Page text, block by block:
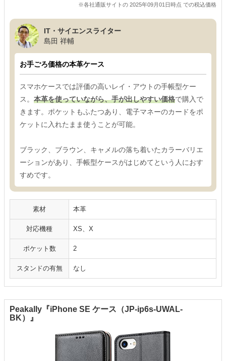
※各社通販サイトの 2025年09月01日時点 での税込価格
IT・サイエンスライター
島田 祥輔
お手ごろ価格の本革ケース
スマホケースでは評価の高いレイ・アウトの手帳型ケー
ス。 本革を使っていながら、手が出しやすい価格で購入で
きます。ポケットもふたつあり、電子マネーのカードをポ
ケットに入れたまま使うことが可能。
ブラック、ブラウン、キャメルの落ち着いたカラーバリエ
ーションがあり、手帳型ケースがはじめてという人におす
すめです。
素材 本革
対応機種 XS、X
ポケット数 2
スタンドの有無 なし
Peakally『iPhone SE ケース（JP-ip6s-UWAL-
BK）』